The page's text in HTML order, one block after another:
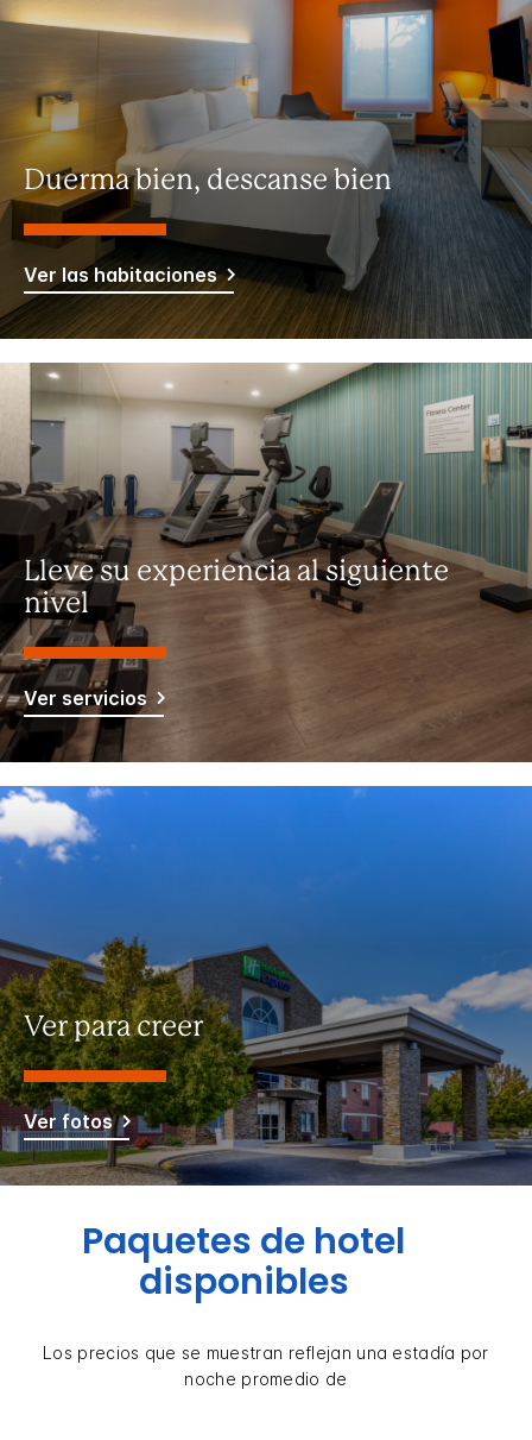
Duerma bien, descanse bien
Ver las habitaciones
Lleve su experiencia al siguiente
nivel
Ver servicios
Ver para creer
Ver fotos
Paquetes de hotel
disponibles
Los precios que se muestran reflejan una estadía por
noche promedio de